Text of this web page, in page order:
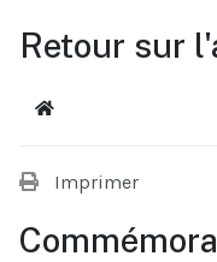
Retour sur
Accueil
Imprimer